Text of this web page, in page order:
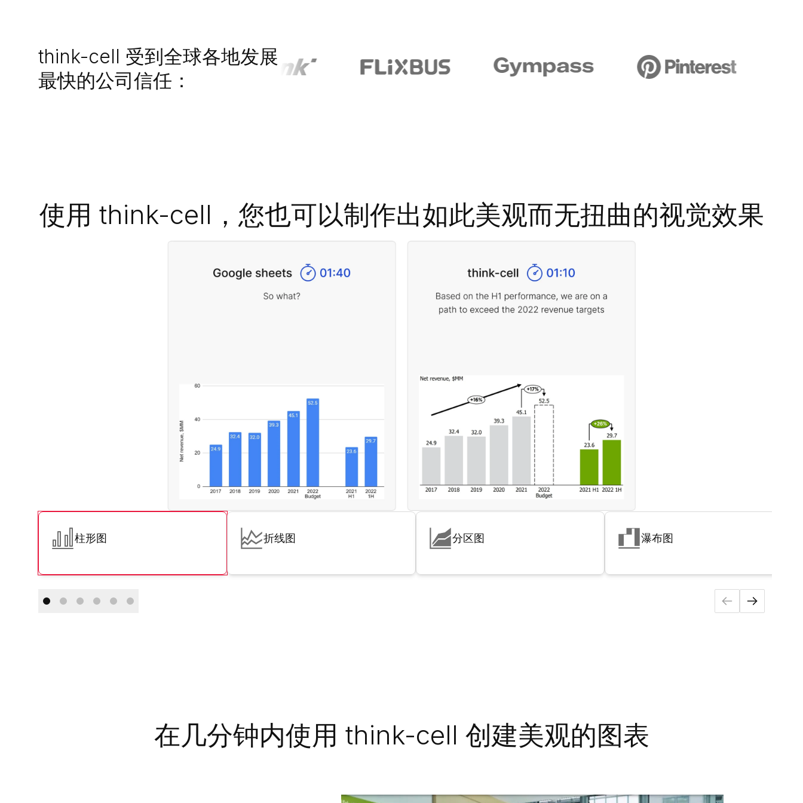
think-cell 受到全球各地发展
最快的公司信任：
使用 think-cell，您也可以制作出如此美观而无扭曲的视觉效果
柱形图 折线图 分区图 瀑布图
在几分钟内使用 think-cell 创建美观的图表